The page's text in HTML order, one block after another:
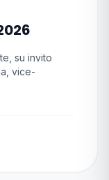
su invito
vice-